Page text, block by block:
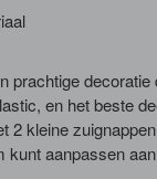
prachtige
en het beste
2 kleine
kunt aanpassen